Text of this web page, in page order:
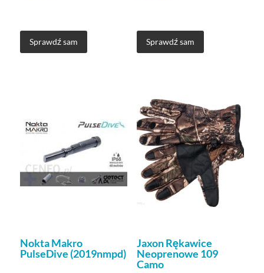
Sprawdź sam Sprawdź sam
Nokta Makro
PulseDive (2019nmpd)
Jaxon Rękawice
Neoprenowe 109
Camo